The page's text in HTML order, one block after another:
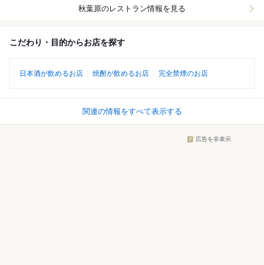
秋葉原のレストラン情報を見る
こだわり・目的からお店を探す
日本酒が飲めるお店 焼酎が飲めるお店 完全禁煙のお店
関連の情報をすべて表示する
広告を非表示